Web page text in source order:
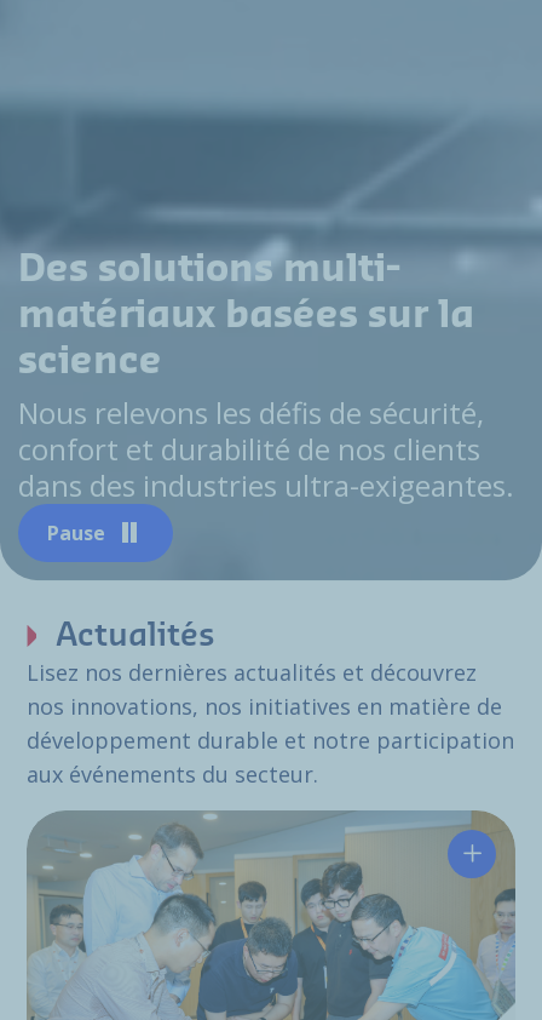
Pause
Des solutions multi-
matériaux basées sur la
science
Nous relevons les défis de sécurité,
confort et durabilité de nos clients
dans des industries ultra-exigeantes.
Actualités
Lisez nos dernières actualités et découvrez
nos innovations, nos initiatives en matière de
développement durable et notre participation
aux événements du secteur.